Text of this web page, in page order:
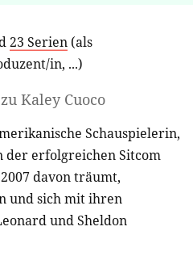
23 Serien (als
in, ...)
Kaley Cuoco
Schauspielerin,
der erfolgreichen Sitcom
davon träumt,
und sich mit ihren
und Sheldon